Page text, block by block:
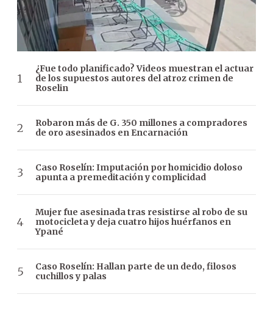
¿Fue todo planificado? Videos muestran el actuar
de los supuestos autores del atroz crimen de
Roselin
Robaron más de G. 350 millones a compradores
de oro asesinados en Encarnación
Caso Roselín: Imputación por homicidio doloso
apunta a premeditación y complicidad
Mujer fue asesinada tras resistirse al robo de su
motocicleta y deja cuatro hijos huérfanos en
Ypané
Caso Roselín: Hallan parte de un dedo, filosos
cuchillos y palas